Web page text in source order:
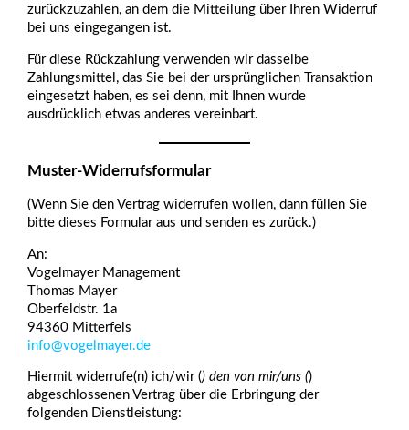
zurückzuzahlen, an dem die Mitteilung über Ihren Widerruf
bei uns eingegangen ist.
Für diese Rückzahlung verwenden wir dasselbe
Zahlungsmittel, das Sie bei der ursprünglichen Transaktion
eingesetzt haben, es sei denn, mit Ihnen wurde
ausdrücklich etwas anderes vereinbart.
Muster-Widerrufsformular
(Wenn Sie den Vertrag widerrufen wollen, dann füllen Sie
bitte dieses Formular aus und senden es zurück.)
An:
Vogelmayer Management
Thomas Mayer
Oberfeldstr. 1a
94360 Mitterfels
info@vogelmayer.de
Hiermit widerrufe(n) ich/wir () den von mir/uns ()
abgeschlossenen Vertrag über die Erbringung der
folgenden Dienstleistung: